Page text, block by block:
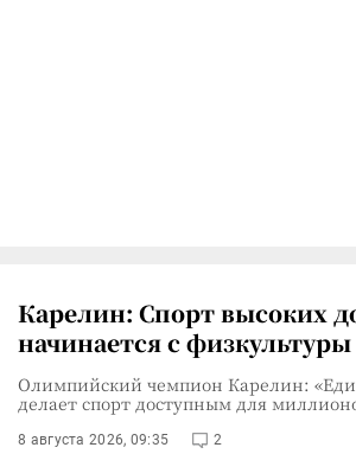
Карелин: Спорт высоких
начинается с
Олимпийский чемпион Карелин:
делает спорт доступным для
8 августа 2026, 09:35 2